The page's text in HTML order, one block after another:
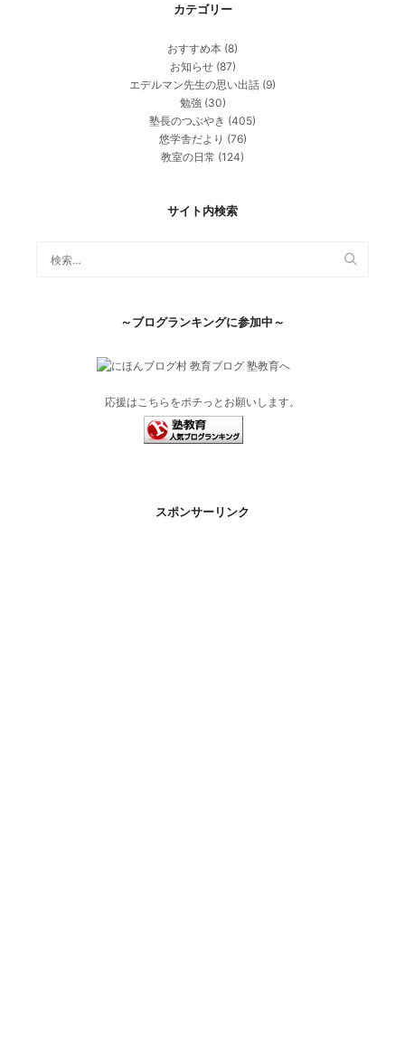
カテゴリー
おすすめ本 (8)
お知らせ(87)
エデルマン先生の思い出話 (9)
勉強 (30)
塾長のつぶやき (405)
悠学舎だより (76)
教室の日常 (124)
サイト内検索
～ブログランキングに参加中～
応援はこちらをポチっとお願いします。
スポンサーリンク